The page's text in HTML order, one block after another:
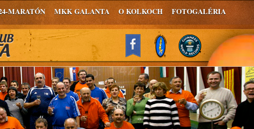
MARATÓN MKK GALANTA O KOLKOCH FOTOGALÉRIA